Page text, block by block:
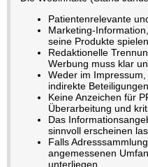
Patientenrelevante
Marketing-
seine Produkte
Redaktionelle
Werbung muss klar
Weder im
indirekte
Keine Anzeichen für
Überarbeitung und
Das
sinnvoll erscheinen
Falls
angemessenen
unterliegen.